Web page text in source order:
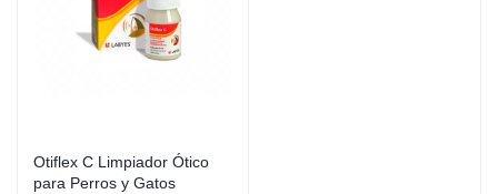
Otiflex C Limpiador Ótico
para Perros y Gatos